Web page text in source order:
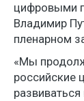
цифровыми
Владимир
пленарном
«Мы
российские